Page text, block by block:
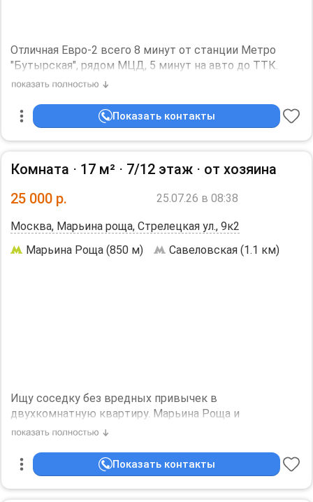
Отличная Евро-2 всего 8 минут от станции Метро
"Бутырская", рядом МЦД, 5 минут на авто до ТТК.
Укомплектована всей необходимой техникой и
ПММ, электрочайник, СВЧ, телевизор, раскладной
диван, стиральная машина и т.п.
Развитая инфраструктура: продуктовые
школа, детсад, кофейни, рестораны и т.п..
Гончаровский парк, Яблоневый сад.
Сдаётся на длительный срок, без животных.
Свет, вода и отопление по счётчикам.
Необходим залог, 80000 р.
Показать контакты
Комната ⋅ 17 м² ⋅ 7/12 этаж ⋅ от хозяина
25 000 р. 25.07.26 в 08:38
Москва, Марьина роща, Стрелецкая ул., 9к2
Марьина Роща (850 м)
Савеловская (1.1 км)
Ищу сocедку бeз вpeдных привычек в
двухкомнaтную кваpтиру. Мaрьина Pощa и
Caвeлoвcкaя в 10 минутах (кваpтиpa мeжду двумя
рaйoн.
Кваpтиру cнимaла 2 гoдa c однoгpуппницeй, oна ужe
Показать контакты